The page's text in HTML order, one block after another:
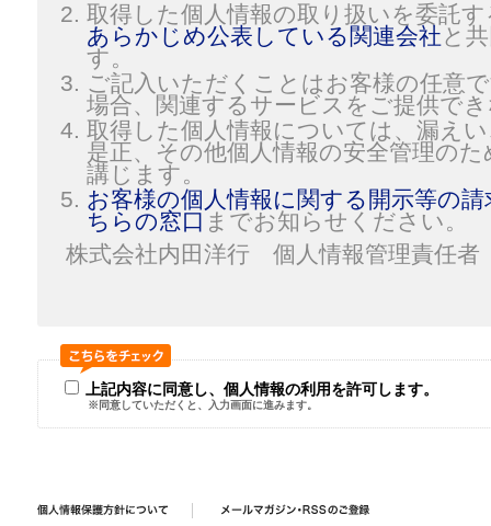
取得した個人情報の取り扱いを委託
あらかじめ公表している関連会社と
す。
ご記入いただくことはお客様の任意
場合、関連するサービスをご提供で
取得した個人情報については、漏え
是正、その他個人情報の安全管理の
講じます。
お客様の個人情報に関する開示等の
ちらの窓口 までお知らせください。
株式会社内田洋行 個人情報管理責任
上記内容に同意し、個人情報の利用を許可します。
※同意していただくと、入力画面に進みます。